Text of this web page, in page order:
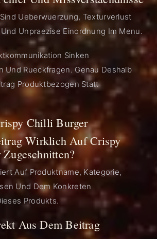
Ueberwuerzung, Texturverlust
Unpraezise Einordnung Im Menu.
Sinken
Und Rueckfragen. Genau Deshalb
Produktbezogen Statt
Chilli Burger
Wirklich Auf Crispy
Auf Produktname, Kategorie,
Und Dem Konkreten
Produkts.
Aus Dem Beitrag